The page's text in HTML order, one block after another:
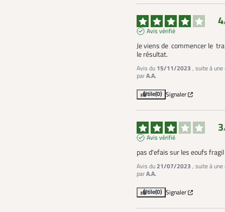
4
Avis vérifié
Je viens de  commencer le
le résultat.
Avis du 15/11/2023 , suite à
parA.A.
Utile(0) Signaler
3
Avis vérifié
pas d'efais sur les eoufs fragil
Avis du21/07/2023 , suite à
parA.A.
Utile(0) Signaler